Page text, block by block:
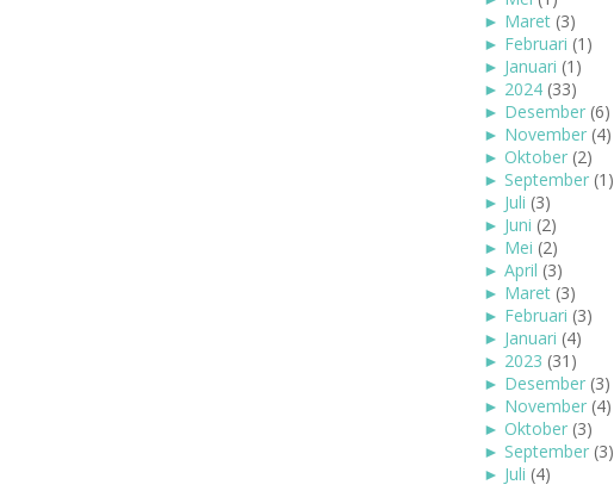
► Maret (3)
► Februari (1)
► Januari (1)
► 2024 (33)
► Desember (6)
► November (4)
► Oktober (2)
► September (1)
► Juli (3)
► Juni (2)
► Mei (2)
► April (3)
► Maret (3)
► Februari (3)
► Januari (4)
► 2023 (31)
► Desember (3)
► November (4)
► Oktober (3)
► September (3)
► Juli (4)